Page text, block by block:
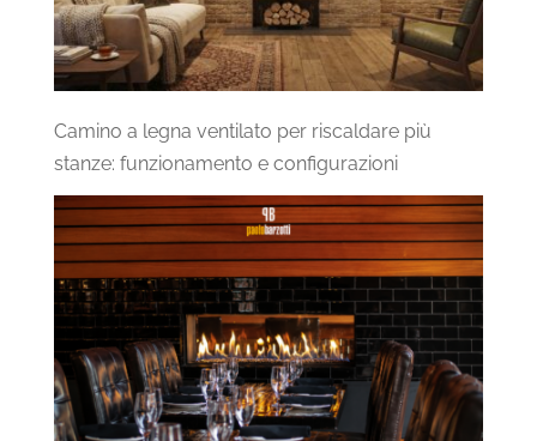
Camino a legna ventilato per riscaldare più
stanze: funzionamento e configurazioni